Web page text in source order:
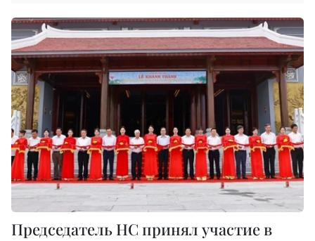
Председатель НС принял участие в